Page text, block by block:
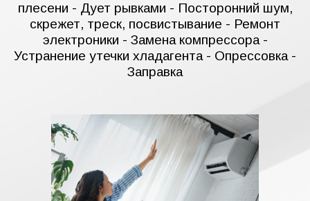
плесени - Дует рывками - Посторонний шум,
скрежет, треск, посвистывание - Ремонт
электроники - Замена компрессора -
Устранение утечки хладагента - Опрессовка -
Заправка